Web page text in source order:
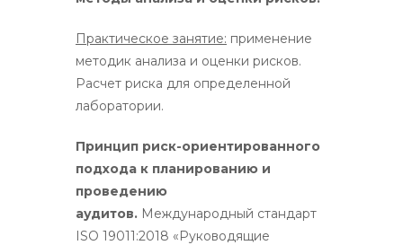
Практическое занятие: применение
методик анализа и оценки рисков.
Расчет риска для определенной
лаборатории.
Принцип риск-ориентированного
подхода к планированию и
проведению
аудитов. Международный стандарт
ISO 19011:2018 «Руководящие